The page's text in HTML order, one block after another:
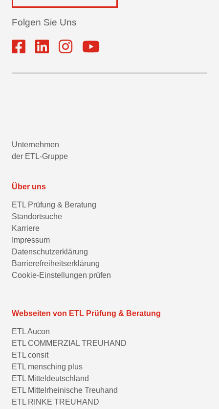
Folgen Sie Uns
Unternehmen
der ETL-Gruppe
Über uns
ETL Prüfung & Beratung
Standortsuche
Karriere
Impressum
Datenschutzerklärung
Barrierefreiheitserklärung
Cookie-Einstellungen prüfen
Webseiten von ETL Prüfung & Beratung
ETL Aucon
ETL COMMERZIAL TREUHAND
ETL consit
ETL mensching plus
ETL Mitteldeutschland
ETL Mittelrheinische Treuhand
ETL RINKE TREUHAND